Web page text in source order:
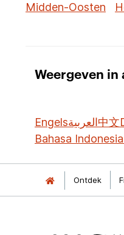
Midden-Oosten
Weergeven in
Engelsالعربية中文
Bahasa Indonesia
Ontdek